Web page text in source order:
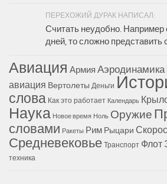
ПЕРЕХОЖИЙ ДУРАК НАПИСАЛ:
Считать неудобно. Например
дней, то сложно представить
Авиация Армия Аэродинамика
авиация Вертолеты Деньги
слова Как это работает Календарь
Наука Новое время Ноль Оружие
словами Ракеты Рим Рыцари
Средневековье Транспорт Флот
техника